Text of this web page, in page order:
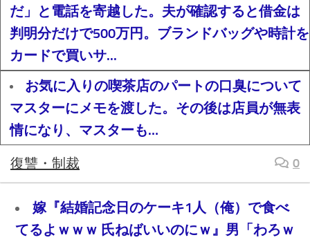
だ」と電話を寄越した。夫が確認すると借金は
判明分だけで500万円。ブランドバッグや時計を
カードで買いサ...
お気に入りの喫茶店のパートの口臭について
マスターにメモを渡した。その後は店員が無表
情になり、マスターも…
復讐・制裁
0
嫁『結婚記念日のケーキ1人（俺）で食べ
てるよｗｗｗ 氏ねばいいのにｗ』男「わろｗ